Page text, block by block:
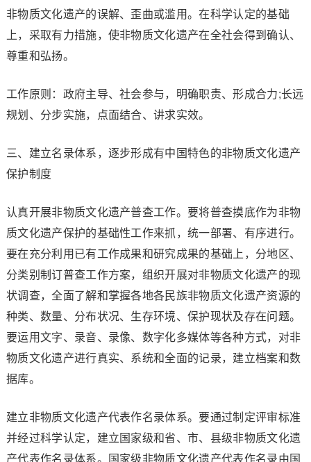
非物质文化遗产的误解、歪曲或滥用。在科学认定的基础
上，采取有力措施，使非物质文化遗产在全社会得到确认、
尊重和弘扬。
工作原则：政府主导、社会参与，明确职责、形成合力;长远
规划、分步实施，点面结合、讲求实效。
三、建立名录体系，逐步形成有中国特色的非物质文化遗产
保护制度
认真开展非物质文化遗产普查工作。要将普查摸底作为非物
质文化遗产保护的基础性工作来抓，统一部署、有序进行。
要在充分利用已有工作成果和研究成果的基础上，分地区、
分类别制订普查工作方案，组织开展对非物质文化遗产的现
状调查，全面了解和掌握各地各民族非物质文化遗产资源的
种类、数量、分布状况、生存环境、保护现状及存在问题。
要运用文字、录音、录像、数字化多媒体等各种方式，对非
物质文化遗产进行真实、系统和全面的记录，建立档案和数
据库。
建立非物质文化遗产代表作名录体系。要通过制定评审标准
并经过科学认定，建立国家级和省、市、县级非物质文化遗
产代表作名录体系。国家级非物质文化遗产代表作名录由国